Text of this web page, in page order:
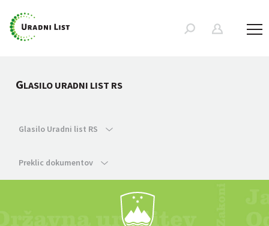
GLASILO URADNI LIST RS
Glasilo Uradni list RS
Preklic dokumentov